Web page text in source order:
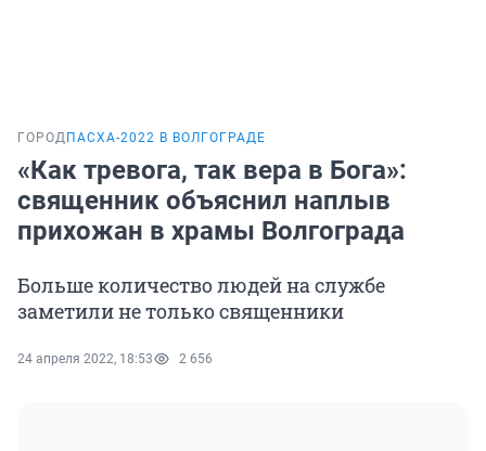
ГОРОД ПАСХА-2022 В ВОЛГОГРАДЕ
«Как тревога, так вера в Бога»:
священник объяснил наплыв
прихожан в храмы Волгограда
Больше количество людей на службе
заметили не только священники
24 апреля 2022, 18:53 2 656